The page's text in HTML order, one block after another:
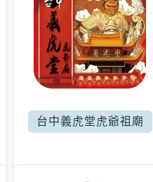
台中義虎堂虎爺祖廟